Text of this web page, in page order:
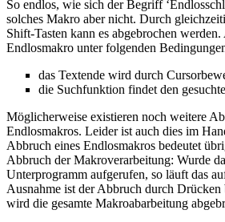
So endlos, wie sich der Begriff
solches Makro aber nicht. Durch
Shift-Tasten kann es abgebrochen
Endlosmakro unter folgenden
das Textende wird durch
die Suchfunktion findet den
Möglicherweise existieren noch weitere
Endlosmakros. Leider ist auch dies im
Abbruch eines Endlosmakros bedeutet
Abbruch der Makroverarbeitung: Wurde
Unterprogramm aufgerufen, so läuft das
Ausnahme ist der Abbruch durch
wird die gesamte Makroabarbeitung